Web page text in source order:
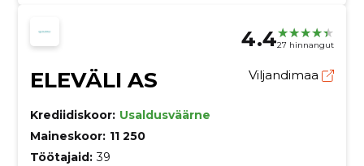
4.427 hinnangut
ELEVÄLI AS Viljandimaa
Krediidiskoor: Usaldusväärne
Maineskoor: 11 250
Töötajaid: 39